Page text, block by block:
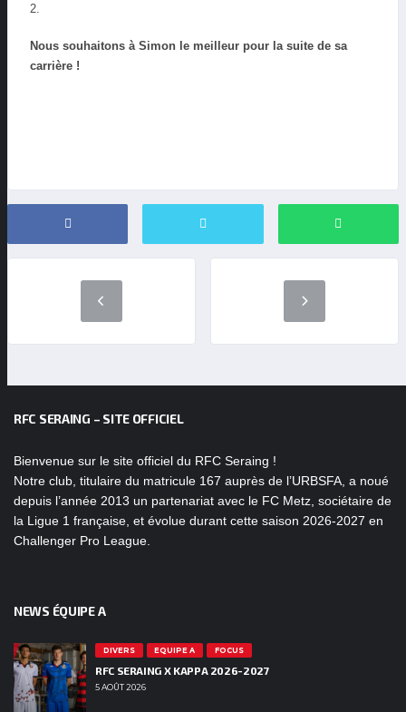
2.
Nous souhaitons à Simon le meilleur pour la suite de sa
carrière !
RFC SERAING – SITE OFFICIEL
Bienvenue sur le site officiel du RFC Seraing !
Notre club, titulaire du matricule 167 auprès de l’URBSFA, a noué
depuis l’année 2013 un partenariat avec le FC Metz, sociétaire de
la Ligue 1 française, et évolue durant cette saison 2026-2027 en
Challenger Pro League.
NEWS ÉQUIPE A
DIVERS EQUIPE A FOCUS
RFC SERAING X KAPPA 2026-2027
5 AOÛT 2026